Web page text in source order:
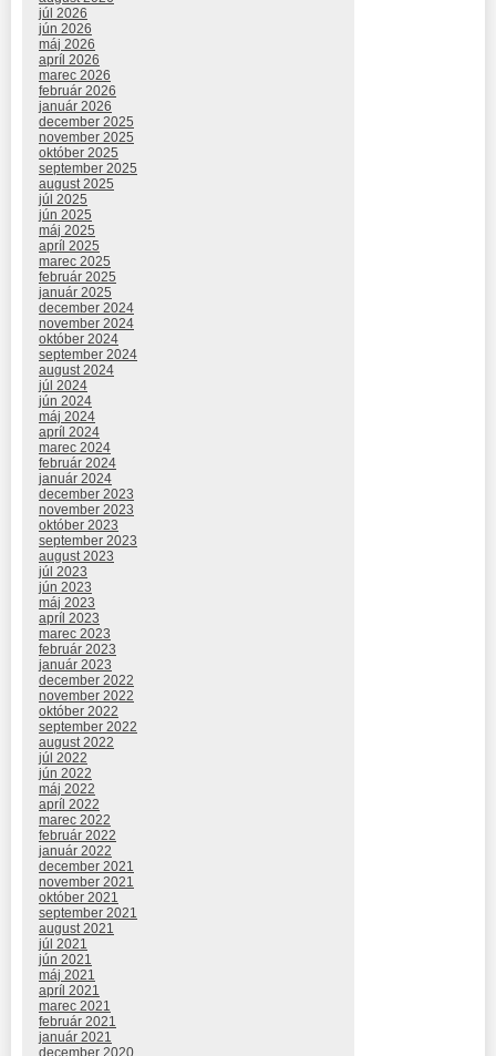
júl 2026
jún 2026
máj 2026
apríl 2026
marec 2026
február 2026
január 2026
december 2025
november 2025
október 2025
september 2025
august 2025
júl 2025
jún 2025
máj 2025
apríl 2025
marec 2025
február 2025
január 2025
december 2024
november 2024
október 2024
september 2024
august 2024
júl 2024
jún 2024
máj 2024
apríl 2024
marec 2024
február 2024
január 2024
december 2023
november 2023
október 2023
september 2023
august 2023
júl 2023
jún 2023
máj 2023
apríl 2023
marec 2023
február 2023
január 2023
december 2022
november 2022
október 2022
september 2022
august 2022
júl 2022
jún 2022
máj 2022
apríl 2022
marec 2022
február 2022
január 2022
december 2021
november 2021
október 2021
september 2021
august 2021
júl 2021
jún 2021
máj 2021
apríl 2021
marec 2021
február 2021
január 2021